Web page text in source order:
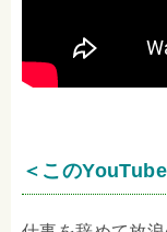
＜この